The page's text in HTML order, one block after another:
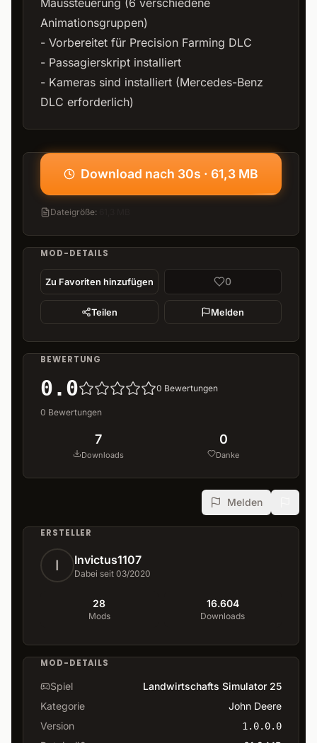
Animationsgruppen)
- Vorbereitet für Precision Farming DLC
- Passagierskript installiert
- Kameras sind installiert (Mercedes-Benz
DLC erforderlich)
Download nach 30s · 61,3 MB
Dateigröße:
MOD-DETAILS
Zu Favoriten hinzufügen 0
Teilen Melden
BEWERTUNG
0.0 0 Bewertungen
0 Bewertungen
7
Downloads
0
Danke
Melden
ERSTELLER
I Invictus1107
Dabei seit 03/2020
28
Mods
16.604
Downloads
MOD-DETAILS
Spiel
Landwirtschafts Simulator 25
Kategorie
John Deere
Version
1.0.0.0